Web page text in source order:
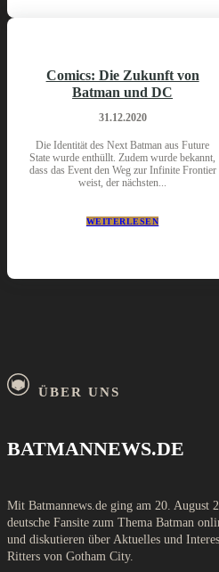
Comics: Die Zukunft von
Batman und DC
31.12.2020
Die Identität des Next Batman aus Future
State wurde enthüllt. Zudem wurde bekannt,
dass das Event den Weg zur Infinite Frontier
weist, der nächsten...
WEITERLESEN
ÜBER UNS
BATMANNEWS.DE
Mit Batmannews.de ging am 20. August
deutsche Fansite zum Thema Batman
und diskutieren über Aktuelles und
Ritters von Gotham City.